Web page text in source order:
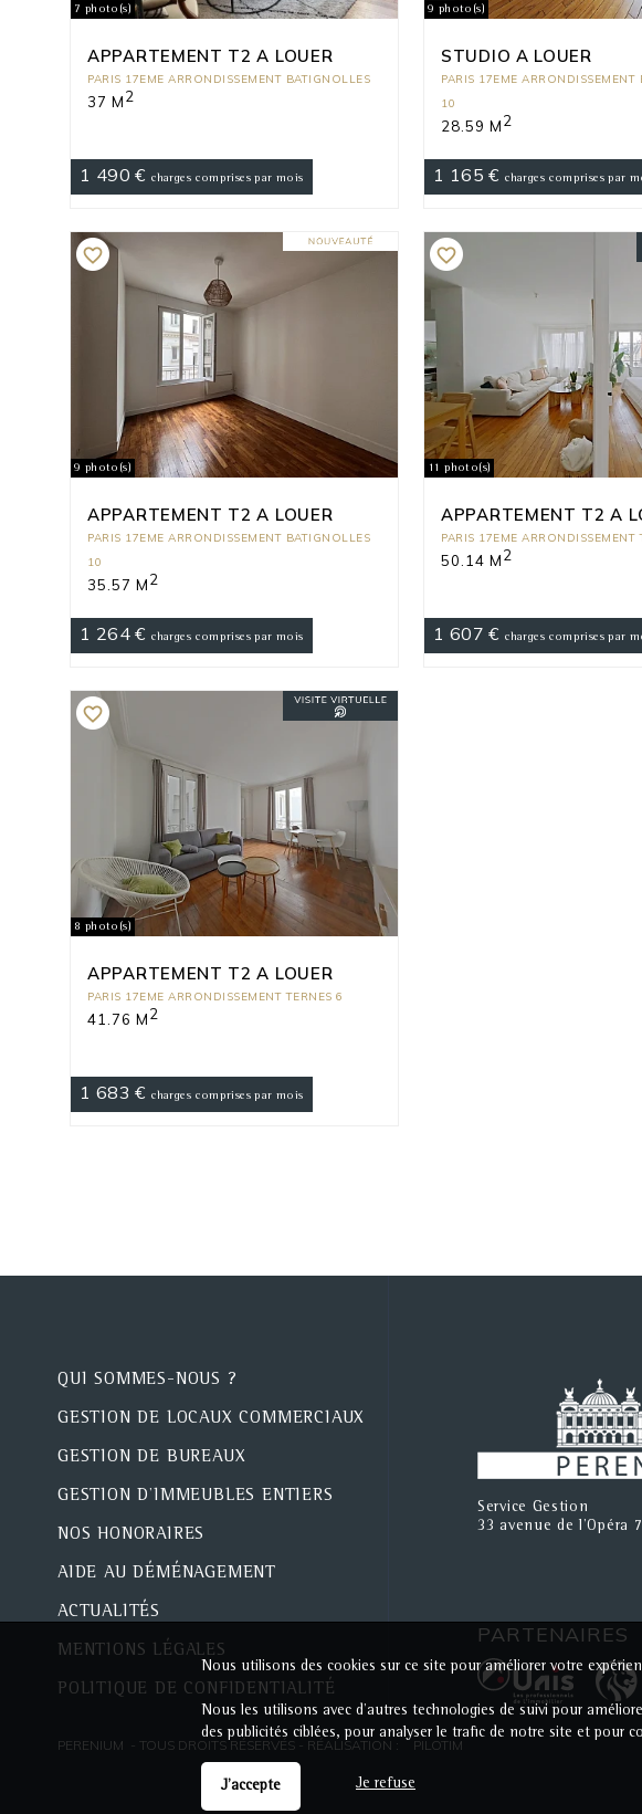
7 photo(s)
APPARTEMENT T2 A LOUER
PARIS 17EME ARRONDISSEMENT BATIGNOLLES
37 M2
1 490 € charges comprises par mois
9 photo(s)
STUDIO A LOUER
PARIS 17EME ARRONDISSEMENT
10
28.59 M2
1 165 € charges comprises par
9 photo(s)
APPARTEMENT T2 A LOUER
PARIS 17EME ARRONDISSEMENT BATIGNOLLES
10
35.57 M2
1 264 € charges comprises par mois
11 photo(s)
APPARTEMENT T2 A
PARIS 17EME ARRONDISSEMENT
50.14 M2
1 607 € charges comprises par
8 photo(s)
APPARTEMENT T2 A LOUER
PARIS 17EME ARRONDISSEMENT TERNES 6
41.76 M2
1 683 € charges comprises par mois
QUI SOMMES-NOUS ?
GESTION DE LOCAUX COMMERCIAUX
GESTION DE BUREAUX
GESTION D'IMMEUBLES ENTIERS
NOS HONORAIRES
AIDE AU DÉMÉNAGEMENT
ACTUALITÉS
MENTIONS LÉGALES
POLITIQUE DE CONFIDENTIALITÉ
Service Gestion
33 avenue de l'Opéra
PARTENAIRES
PERENIUM - TOUS DROITS RÉSERVÉS - RÉALISATION : PILOTIM
Nous utilisons des cookies sur ce site pour améliorer votre
Nous les utilisons avec d'autres technologies de suivi pour
des publicités ciblées, pour analyser le trafic de notre site et pour
J'accepte Je refuse